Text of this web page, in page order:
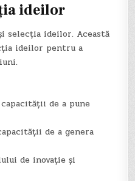
ideilor
selecția ideilor. Această
ideilor pentru a
de a pune
de a genera
de inovație și